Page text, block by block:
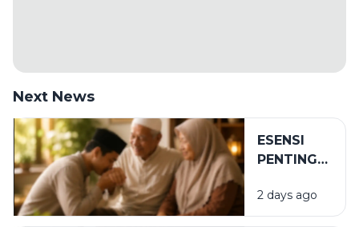
Next News
ESENSI
PENTING
BIRRUL
WALIDAIN
2 days ago